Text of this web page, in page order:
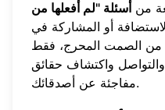
من أسئلة "لم أفعلها من
أو المشاركة في
من الصمت المحرج، فقط
واكتشاف حقائق
مفاجئة عن أصدقائك.